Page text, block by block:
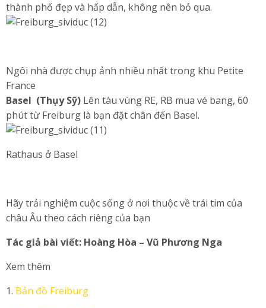
thành phố đẹp và hấp dẫn, không nên bỏ qua.
Ngôi nhà được chụp ảnh nhiều nhất trong khu Petite
France
Basel (Thụy Sỹ) Lên tàu vùng RE, RB mua vé bang, 60
phút từ Freiburg là bạn đặt chân đến Basel.
Rathaus ở Basel
Hãy trải nghiệm cuộc sống ở nơi thuộc về trái tim của
châu Âu theo cách riêng của bạn
Tác giả bài viết: Hoàng Hòa – Vũ Phương Nga
Xem thêm
1. Bản đồ Freiburg